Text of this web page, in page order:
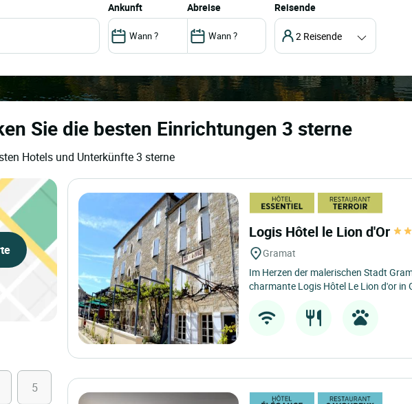
ankunft abreise Reisende
2 Reisende
Sie die besten Einrichtungen 3 sterne
Hotels und Unterkünfte 3 sterne
5
Logis Hôtel le Lion d'Or
Gramat
Im Herzen der malerischen Stadt
charmante Logis Hôtel Le Lion d'or in